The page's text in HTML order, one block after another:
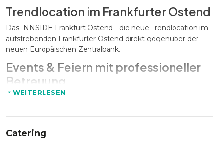
Trendlocation im Frankfurter Ostend
Das INNSIDE Frankfurt Ostend - die neue Trendlocation im
aufstrebenden Frankfurter Ostend direkt gegenüber der
neuen Europäischen Zentralbank.
Events & Feiern mit professioneller
Betreuung
Im INNSIDE Frankfurt Ostend finden bis zu 120 Personen
erstklassiges Veranstaltungsteam wird Sie sowohl im Vorfeld
als auch während der Veranstaltung professionell
unterstützen. Im Sommer lädt die traumhafte Terrasse mit
WEITERLESEN
Catering